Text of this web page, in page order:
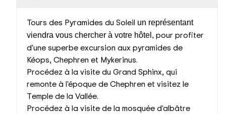
Tours des Pyramides du Soleil un représentant
viendra vous chercher à votre hôtel, pour profiter
d'une superbe excursion aux pyramides de
Kéops, Chephren et Mykerinus.
Procédez à la visite du Grand Sphinx, qui
remonte à l'époque de Chephren et visitez le
Temple de la Vallée.
Procédez à la visite de la mosquée d'albâtre